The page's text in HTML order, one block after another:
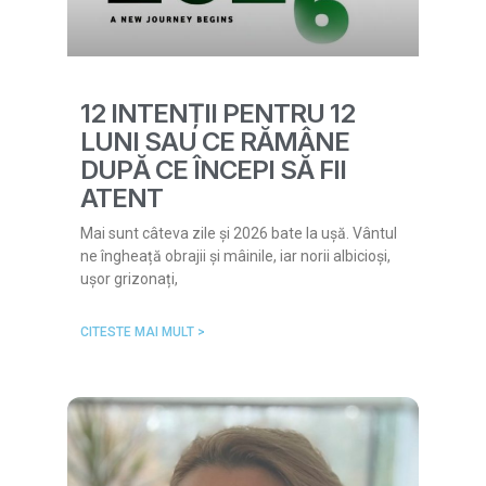
12 INTENȚII PENTRU 12
LUNI SAU CE RĂMÂNE
DUPĂ CE ÎNCEPI SĂ FII
ATENT
Mai sunt câteva zile și 2026 bate la ușă. Vântul
ne îngheață obrajii și mâinile, iar norii albicioși,
ușor grizonați,
CITESTE MAI MULT >